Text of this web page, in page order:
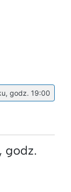
godz. 19:00
godz.